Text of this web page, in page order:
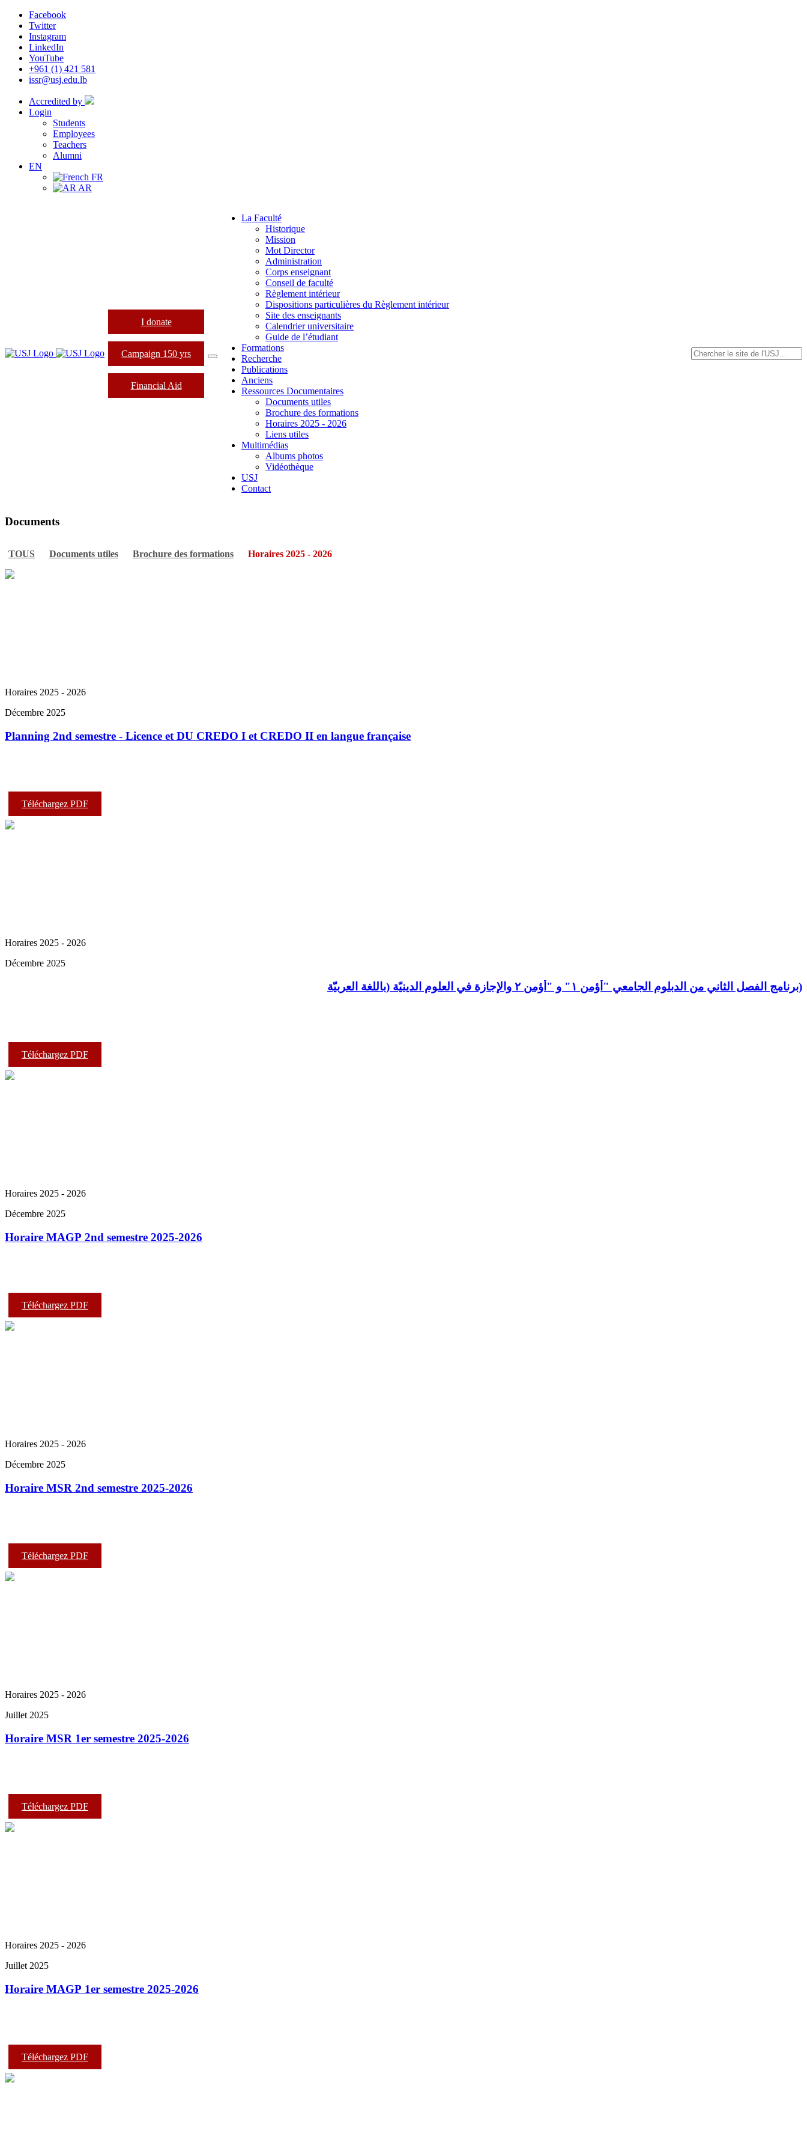
Facebook
Twitter
Instagram
LinkedIn
YouTube
+961 (1) 421 581
issr@usj.edu.lb
Accredited by
Login
Students
Employees
Teachers
Alumni
EN
FR
AR
I donate
Campaign 150 yrs
Financial Aid
La Faculté
Historique
Mission
Mot Director
Administration
Corps enseignant
Conseil de faculté
Règlement intérieur
Dispositions particulières du Règlement intérieur
Site des enseignants
Calendrier universitaire
Guide de l’étudiant
Formations
Recherche
Publications
Anciens
Ressources Documentaires
Documents utiles
Brochure des formations
Horaires 2025 - 2026
Liens utiles
Multimédias
Albums photos
Vidéothèque
USJ
Contact
Documents
TOUS Documents utiles Brochure des formations Horaires 2025 - 2026
Horaires 2025 - 2026
Décembre 2025
Planning 2nd semestre - Licence et DU CREDO I et CREDO II en langue française
Téléchargez PDF
Horaires 2025 - 2026
Décembre 2025
برنامج الفصل الثاني من الدبلوم الجامعي "أؤمن ١" و "أؤمن ٢ والإجازة في العلوم الدينيّة (باللغة العربيّة)
Téléchargez PDF
Horaires 2025 - 2026
Décembre 2025
Horaire MAGP 2nd semestre 2025-2026
Téléchargez PDF
Horaires 2025 - 2026
Décembre 2025
Horaire MSR 2nd semestre 2025-2026
Téléchargez PDF
Horaires 2025 - 2026
Juillet 2025
Horaire MSR 1er semestre 2025-2026
Téléchargez PDF
Horaires 2025 - 2026
Juillet 2025
Horaire MAGP 1er semestre 2025-2026
Téléchargez PDF